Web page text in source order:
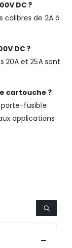
DC ?
calibres de 2A à
DC ?
20A et 25A sont
cartouche ?
fusible
applications